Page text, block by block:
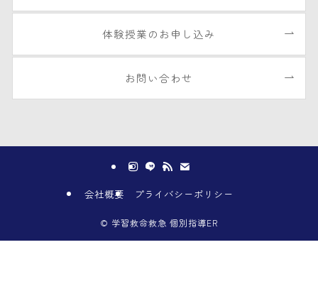
体験授業のお申し込み
お問い合わせ
会社概要 プライバシーポリシー
© 学習救命救急 個別指導ER